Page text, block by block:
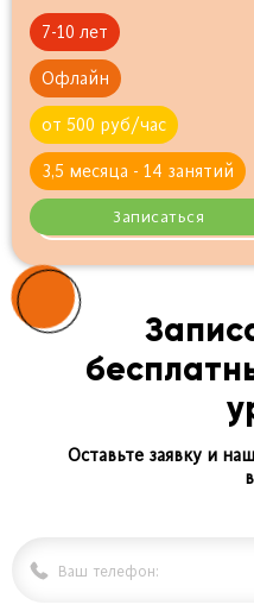
7-10 лет
Офлайн
от 500 руб/час
3,5 месяца - 14 занятий
Записаться
Оставьте заявку и